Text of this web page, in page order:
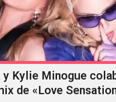
y Kylie Minogue
de «Love